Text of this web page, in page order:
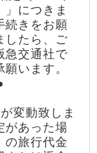
」につきま
続きをお願
したら、ご
急交通社で
います。
変動致しま
があった場
の旅行代金